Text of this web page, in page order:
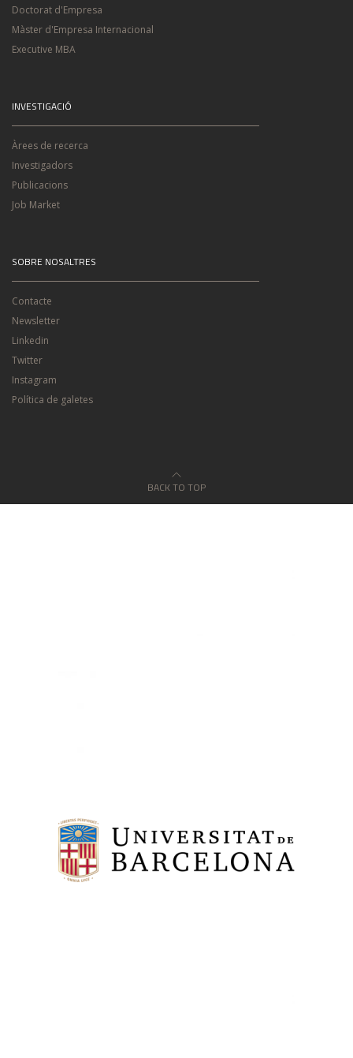
Doctorat d'Empresa
Màster d'Empresa Internacional
Executive MBA
INVESTIGACIÓ
Àrees de recerca
Investigadors
Publicacions
Job Market
SOBRE NOSALTRES
Contacte
Newsletter
Linkedin
Twitter
Instagram
Política de galetes
BACK TO TOP